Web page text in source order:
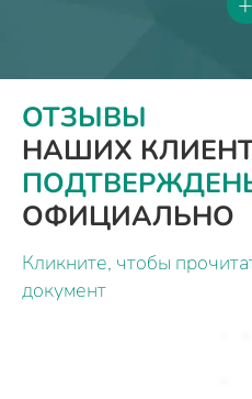
ОТЗЫВЫ
НАШИХ
ОФИЦИАЛЬНО
Кликните, чтобы
документ